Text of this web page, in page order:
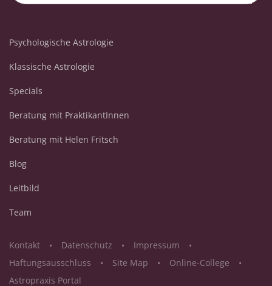
Psychologische Astrologie
Klassische Astrologie
Specials
Beratung mit PraktikantInnen
Beratung mit Helen Fritsch
Blog
Leitbild
Team
Kontakt Datenschutz
Impressum
Haftungsausschluss
Site Map
Online-College
Astropraxis Portal